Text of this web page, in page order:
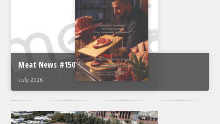
ΥΠΗΡΕΣΙΕΣ
ΕΜΠΟΡΙΚΟΙ ΑΝΤΙΠΡΟΣΩΠΟΙ
Meat News #150
July 2026